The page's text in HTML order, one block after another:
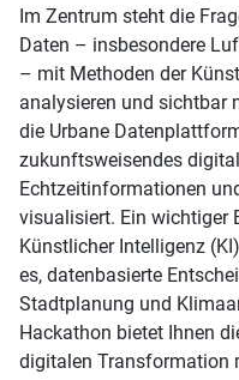
Im Zentrum steht die
Daten – insbesondere
– mit Methoden der
analysieren und sichtbar
die Urbane
zukunftsweisendes
Echtzeitinformationen
visualisiert. Ein wichtiger
Künstlicher Intelligenz
es, datenbasierte
Stadtplanung und
Hackathon bietet Ihnen
digitalen Transformation